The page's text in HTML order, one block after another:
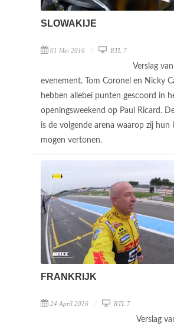
SLOWAKIJE
01 Mei 2016 RTL 7
Verslag
evenement. Tom Coronel en Nicky
hebben allebei punten gescoord in
openingsweekend op Paul Ricard.
is de volgende arena waarop zij hun
mogen vertonen.
FRANKRIJK
24 April 2016 RTL 7
Verslag